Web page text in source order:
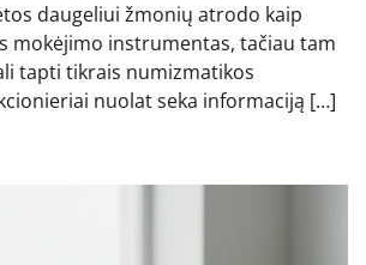
daugeliui žmonių atrodo kaip
mokėjimo instrumentas, tačiau tam
tapti tikrais numizmatikos
nuolat seka informaciją […]